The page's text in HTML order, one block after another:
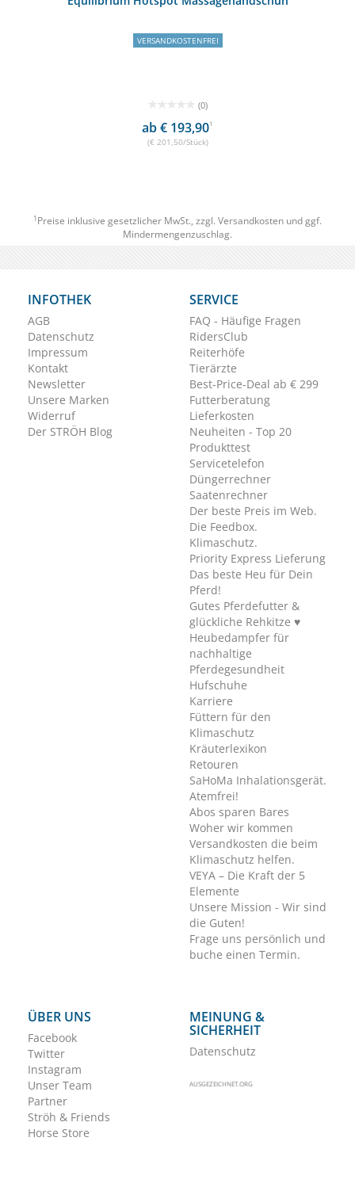
VERSANDKOSTENFREI
(0)
ab € 193,901
(€ 201,50/Stück)
1 Preise inklusive gesetzlicher MwSt., zzgl. Versandkosten und ggf.
Mindermengenzuschlag.
INFOTHEK
AGB
Datenschutz
Impressum
Kontakt
Newsletter
Unsere Marken
Widerruf
Der STRÖH Blog
SERVICE
FAQ - Häufige Fragen
RidersClub
Reiterhöfe
Tierärzte
Best-Price-Deal ab € 299
Futterberatung
Lieferkosten
Neuheiten - Top 20
Produkttest
Servicetelefon
Düngerrechner
Saatenrechner
Der beste Preis im Web.
Die Feedbox.
Klimaschutz.
Priority Express Lieferung
Das beste Heu für Dein
Pferd!
Gutes Pferdefutter &
glückliche Rehkitze ♥
Heubedampfer für
nachhaltige
Pferdegesundheit
Hufschuhe
Karriere
Füttern für den
Klimaschutz
Kräuterlexikon
Retouren
SaHoMa Inhalationsgerät.
Atemfrei!
Abos sparen Bares
Woher wir kommen
Versandkosten die beim
Klimaschutz helfen.
VEYA – Die Kraft der 5
Elemente
Unsere Mission - Wir sind
die Guten!
Frage uns persönlich und
buche einen Termin.
ÜBER UNS
Facebook
Twitter
Instagram
Unser Team
Partner
Ströh & Friends
Horse Store
MEINUNG &
SICHERHEIT
Datenschutz
AUSGEZEICHNET.ORG